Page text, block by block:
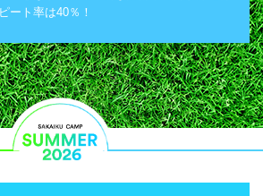
ート率は40％！